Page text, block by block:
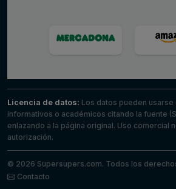
Licencia de datos: Los datos pueden usarse
informativos o académicos citando la fuente
enlazando a la página original. Uso comercial
autorización.
© 2026 Supersupers.com. Todos los
Contacto